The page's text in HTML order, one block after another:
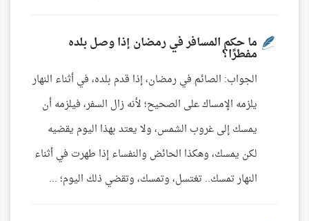
ما حكم المسافر في رمضان إذا وصل بلده
مفطرًا؟
الجواب: الصائم في رمضان، إذا قدم بلده، في أثناء النهار
يلزمه الإمساك على الصحيح؛ لأنه زال السفر، فيلزمه أن
يمسك إلى غروب الشمس، ولا يعتد بهذا اليوم يقضيه
لكن يمسك، وهكذا الحائض والنفساء إذا طهرت في أثناء
النهار تمسك.. تغتسل، وتمسك، وتقضي ذلك اليوم؛ ...